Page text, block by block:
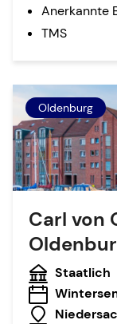
Anerkannte
TMS
Oldenburg
Carl von
Staatlich